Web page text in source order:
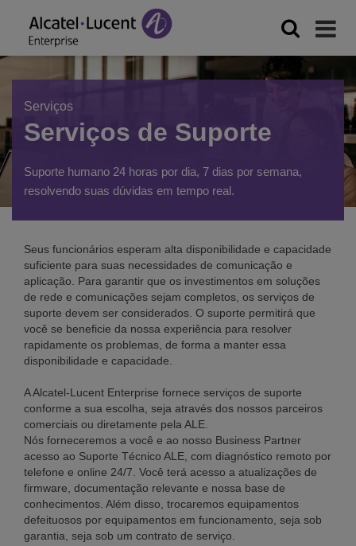
Serviços
Serviços de Suporte
Suporte humano 24 horas por dia, 7 dias por semana,
resolvendo suas dúvidas em tempo real.
Seus funcionários esperam alta disponibilidade e capacidade
suficiente para suas necessidades de comunicação e
aplicação. Para garantir que os investimentos em soluções
de rede e comunicações sejam completos, os serviços de
suporte devem ser considerados. O suporte permitirá que
você se beneficie da nossa experiência para resolver
rapidamente os problemas, de forma a manter essa
disponibilidade e capacidade.
A Alcatel-Lucent Enterprise fornece serviços de suporte
conforme a sua escolha, seja através dos nossos parceiros
comerciais ou diretamente pela ALE.
Nós forneceremos a você e ao nosso Business Partner
acesso ao Suporte Técnico ALE, com diagnóstico remoto por
telefone e online 24/7. Você terá acesso a atualizações de
firmware, documentação relevante e nossa base de
conhecimentos. Além disso, trocaremos equipamentos
defeituosos por equipamentos em funcionamento, seja sob
garantia, seja sob um contrato de serviço.